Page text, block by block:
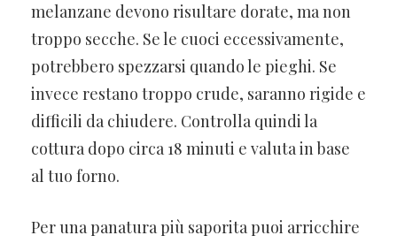
melanzane devono risultare dorate, ma non
troppo secche. Se le cuoci eccessivamente,
potrebbero spezzarsi quando le pieghi. Se
invece restano troppo crude, saranno rigide e
difficili da chiudere. Controlla quindi la
cottura dopo circa 18 minuti e valuta in base
al tuo forno.
Per una panatura più saporita puoi arricchire